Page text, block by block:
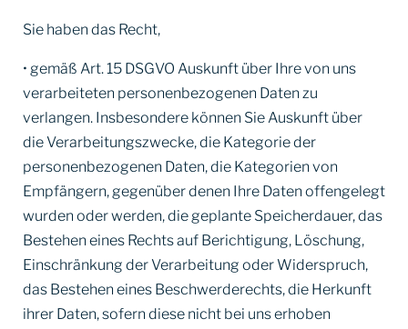
Sie haben das Recht,
• gemäß Art. 15 DSGVO Auskunft über Ihre von uns
verarbeiteten personenbezogenen Daten zu
verlangen. Insbesondere können Sie Auskunft über
die Verarbeitungszwecke, die Kategorie der
personenbezogenen Daten, die Kategorien von
Empfängern, gegenüber denen Ihre Daten offengelegt
wurden oder werden, die geplante Speicherdauer, das
Bestehen eines Rechts auf Berichtigung, Löschung,
Einschränkung der Verarbeitung oder Widerspruch,
das Bestehen eines Beschwerderechts, die Herkunft
ihrer Daten, sofern diese nicht bei uns erhoben